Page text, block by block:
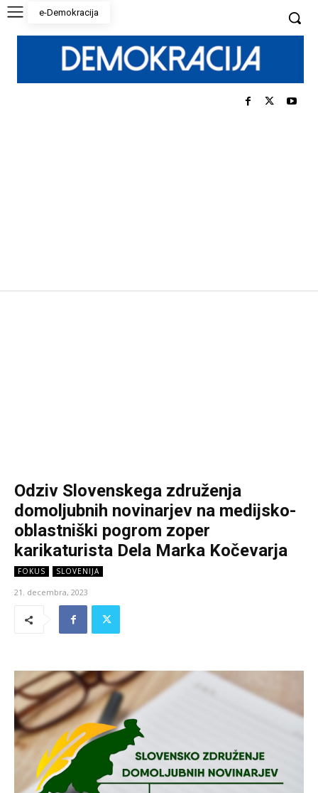
e-Demokracija
Odziv Slovenskega združenja
domoljubnih novinarjev na medijsko-
oblastniški pogrom zoper
karikaturista Dela Marka Kočevarja
FOKUS SLOVENIJA
21. decembra, 2023